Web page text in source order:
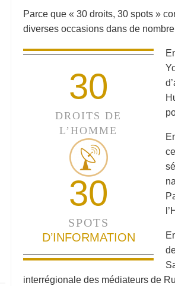
Parce que « 30 droits, 30 spots »
diverses occasions dans de
30
DROITS DE
L’HOMME
30
SPOTS
D’INFORMATION
interrégionale des médiateurs de